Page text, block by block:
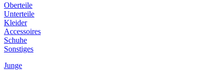
Oberteile
Unterteile
Kleider
Accessoires
Schuhe
Sonstiges
Junge